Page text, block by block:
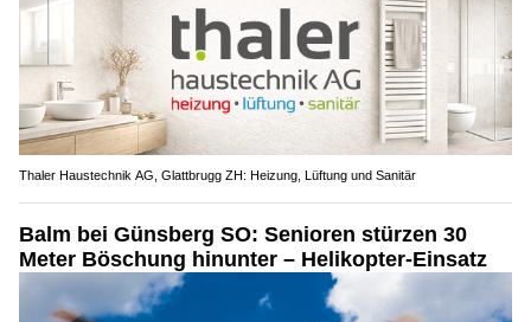
Thaler Haustechnik AG, Glattbrugg ZH: Heizung, Lüftung und Sanitär
Balm bei Günsberg SO: Senioren stürzen 30
Meter Böschung hinunter – Helikopter-Einsatz